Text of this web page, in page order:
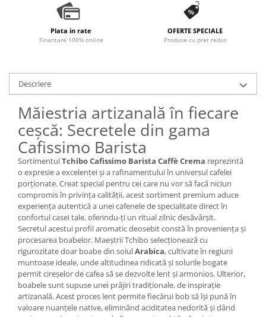
Plata in rate
Finantare 100% online
OFERTE SPECIALE
Produse cu pret redus
Descriere
Măiestria artizanală în fiecare
ceșcă: Secretele din gama
Cafissimo Barista
SortimentulTchibo Cafissimo Barista Caffè Crema reprezintă
o expresie a excelenței și a rafinamentului în universul cafelei
porționate. Creat special pentru cei care nu vor să facă niciun
compromis în privința calității, acest sortiment premium aduce
experiența autentică a unei cafenele de specialitate direct în
confortul casei tale, oferindu-ți un ritual zilnic desăvârșit.
Secretul acestui profil aromatic deosebit constă în proveniența și
procesarea boabelor. Maeștrii Tchibo selecționează cu
rigurozitate doar boabe din soiulArabica, cultivate în regiuni
muntoase ideale, unde altitudinea ridicată și solurile bogate
permit cireșelor de cafea să se dezvolte lent și armonios. Ulterior,
boabele sunt supuse unei prăjiri tradiționale, de inspirație
artizanală. Acest proces lent permite fiecărui bob să își pună în
valoare nuanțele native, eliminând aciditatea nedorită și dând